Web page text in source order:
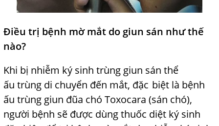
Điều trị bệnh mờ mắt do giun sán như thế
nào?
Khi bị nhiễm ký sinh trùng giun sán thể
ấu trùng di chuyển đến mắt, đặc biệt là bệnh
ấu trùng giun đũa chó Toxocara (sán chó),
người bệnh sẽ được dùng thuốc diệt ký sinh